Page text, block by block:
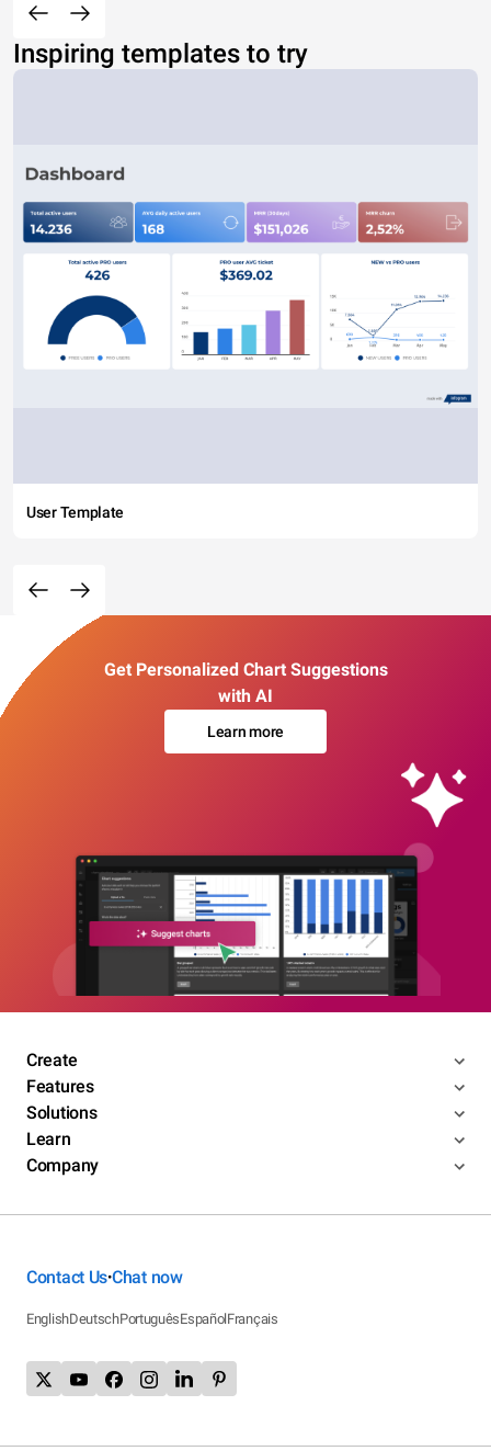
Inspiring templates to try
User Template
Get Personalized Chart Suggestions
with AI
Learn more
Create
Features
Solutions
Learn
Company
Contact Us•Chat now
EnglishDeutschPortuguêsEspañolFrançais